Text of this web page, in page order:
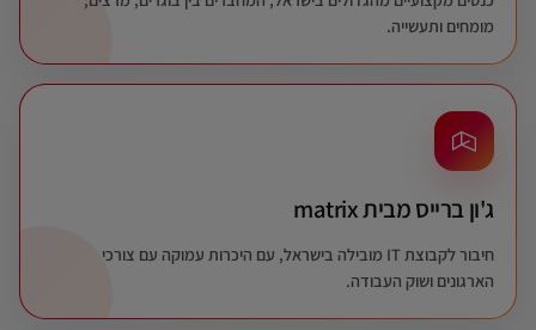
מומחים ותעשייה.
ג'ון ברייס מבית matrix
חיבור לקבוצת IT מובילה בישראל, עם היכרות עמוקה עם צורכי
הארגונים ושוק העבודה.